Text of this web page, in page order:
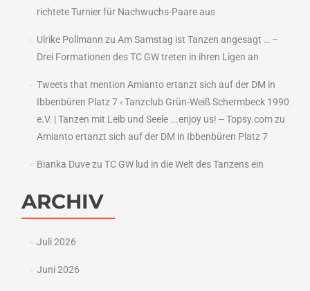
richtete Turnier für Nachwuchs-Paare aus
Ulrike Pollmann zu Am Samstag ist Tanzen angesagt … –
Drei Formationen des TC GW treten in ihren Ligen an
Tweets that mention Amianto ertanzt sich auf der DM in
Ibbenbüren Platz 7 ‹ Tanzclub Grün-Weiß Schermbeck 1990
e.V. | Tanzen mit Leib und Seele ...enjoy us! -- Topsy.comzu
Amianto ertanzt sich auf der DM in Ibbenbüren Platz 7
Bianka Duvezu TC GW lud in die Welt des Tanzens ein
ARCHIV
Juli 2026
Juni 2026